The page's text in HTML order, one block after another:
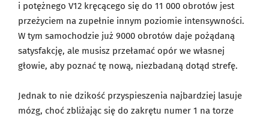
i potężnego V12 kręcącego się do 11 000 obrotów jest
przeżyciem na zupełnie innym poziomie intensywności.
W tym samochodzie już 9000 obrotów daje pożądaną
satysfakcję, ale musisz przełamać opór we własnej
głowie, aby poznać tę nową, niezbadaną dotąd strefę.
Jednak to nie dzikość przyspieszenia najbardziej lasuje
mózg, choć zbliżając się do zakrętu numer 1 na torze